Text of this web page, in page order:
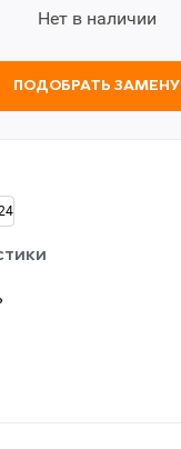
Нет в наличии
ПОДОБРАТЬ ЗАМЕНУ